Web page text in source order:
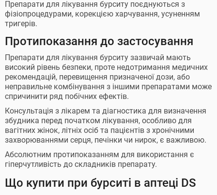
Препарати для лікування бурситу поєднуються з
фізіопроцедурами, корекцією харчування, усуненням
тригерів.
Протипоказання до застосування
Препарати для лікування бурситу зазвичай мають
високий рівень безпеки, проте недотримання медичних
рекомендацій, перевищення призначеної дози, або
неправильне комбінування з іншими препаратами може
спричинити ряд побічних ефектів.
Консультація з лікарем та діагностика для визначення
збудника перед початком лікування, особливо для
вагітних жінок, літніх осіб та пацієнтів з хронічними
захворюваннями серця, печінки чи нирок, є важливою.
Абсолютним протипоказанням для використання є
гіперчутливість до складників препарату.
Що купити при бурситі в аптеці DS